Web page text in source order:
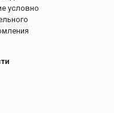
условно